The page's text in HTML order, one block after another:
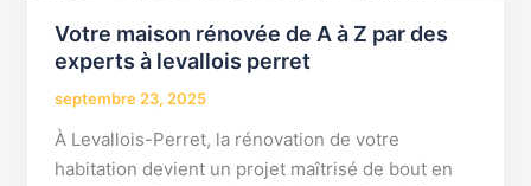
Votre maison rénovée de A à Z par des
experts à levallois perret
septembre 23, 2025
À Levallois-Perret, la rénovation de votre
habitation devient un projet maîtrisé de bout en
levallois
perret